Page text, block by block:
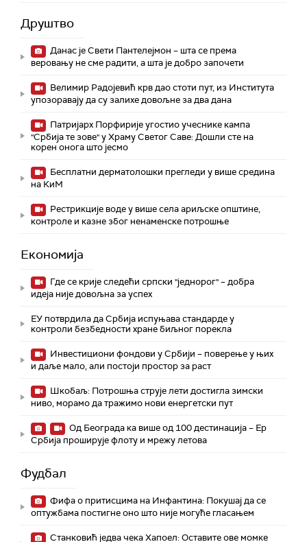
Друштво
Данас је Свети Пантелејмон – шта се према
веровању не сме радити, а шта је добро започети
Велимир Радојевић крв дао стоти пут, из Института
упозоравају да су залихе довољне за два дана
Патријарх Порфирије угостио учеснике кампа
"Србија те зове" у Храму Светог Саве: Дошли сте на
корен онога што јесмо
Бесплатни дерматолошки прегледи у више средина
на КиМ
Рестрикције воде у више села ариљске општине,
контроле и казне због ненаменске потрошње
Економија
Где се крије следећи српски "једнорог" – добра
идеја није довољна за успех
ЕУ потврдила да Србија испуњава стандарде у
контроли безбедности хране биљног порекла
Инвестициони фондови у Србији – поверење у њих
и даље мало, али постоји простор за раст
Шкобаљ: Потрошња струје лети достигла зимски
ниво, морамо да тражимо нови енергетски пут
Од Београда ка више од 100 дестинација – Ер
Србија проширује флоту и мрежу летова
Фудбал
Фифа о притисцима на Инфантина: Покушај да се
оптужбама постигне оно што није могуће гласањем
Станковић једва чека Хапоел: Оставите ове момке